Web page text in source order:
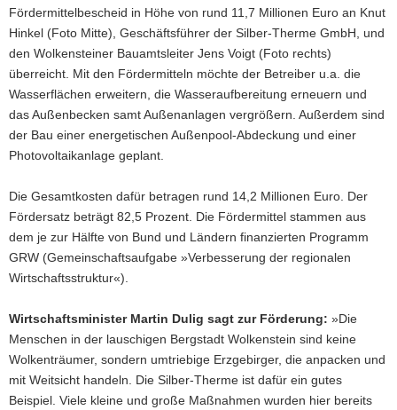
Fördermittelbescheid in Höhe von rund 11,7 Millionen Euro an Knut
Hinkel (Foto Mitte), Geschäftsführer der Silber-Therme GmbH, und
den Wolkensteiner Bauamtsleiter Jens Voigt (Foto rechts)
überreicht. Mit den Fördermitteln möchte der Betreiber u.a. die
Wasserflächen erweitern, die Wasseraufbereitung erneuern und
das Außenbecken samt Außenanlagen vergrößern. Außerdem sind
der Bau einer energetischen Außenpool-Abdeckung und einer
Photovoltaikanlage geplant.
Die Gesamtkosten dafür betragen rund 14,2 Millionen Euro. Der
Fördersatz beträgt 82,5 Prozent. Die Fördermittel stammen aus
dem je zur Hälfte von Bund und Ländern finanzierten Programm
GRW (Gemeinschaftsaufgabe »Verbesserung der regionalen
Wirtschaftsstruktur«).
Wirtschaftsminister Martin Dulig sagt zur Förderung: »Die
Menschen in der lauschigen Bergstadt Wolkenstein sind keine
Wolkenträumer, sondern umtriebige Erzgebirger, die anpacken und
mit Weitsicht handeln. Die Silber-Therme ist dafür ein gutes
Beispiel. Viele kleine und große Maßnahmen wurden hier bereits